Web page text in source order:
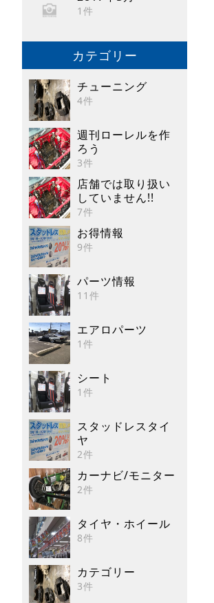
1件
カテゴリー
チューニング
4件
週刊ローレルを作
ろう
3件
店舗では取り扱い
していません!!
7件
お得情報
9件
パーツ情報
11件
エアロパーツ
1件
シート
1件
スタッドレスタイ
ヤ
2件
カーナビ/モニター
2件
タイヤ・ホイール
8件
カテゴリー
3件